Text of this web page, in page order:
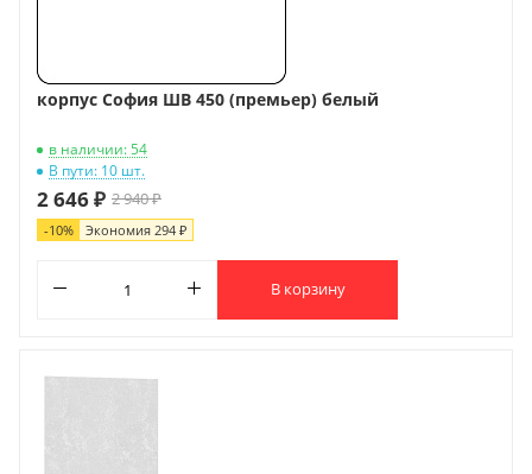
корпус София ШВ 450 (премьер) белый
в наличии: 54
В пути: 10 шт.
2 646 ₽ 2 940 ₽
-10% Экономия 294 ₽
В корзину